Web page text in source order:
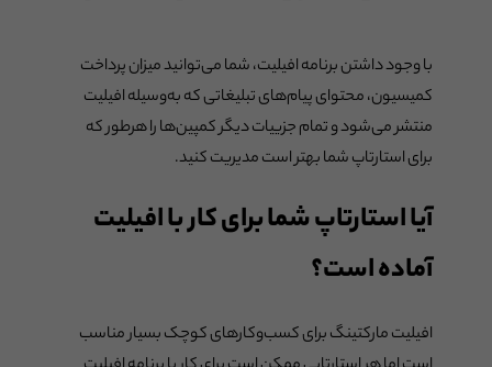
با وجود داشتن برنامه افیلیت، شما می‌توانید میزان پرداخت
کمیسیون، محتوای پیام‌های تبلیغاتی که به‌وسیله افیلیت
منتشر می‌شود و تمام جزییات دیگر کمپین‌ها را هرطور که
برای استارتاپ شما بهتر است مدیریت کنید.
آیا استارتاپ شما برای کار با افیلیت
آماده است؟
افیلیت مارکتینگ برای کسب‌وکارهای کوچک بسیار مناسب